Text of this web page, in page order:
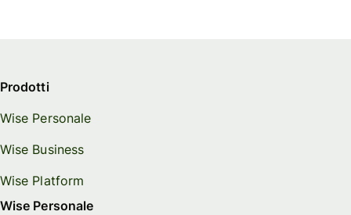
Prodotti
Wise Personale
Wise Business
Wise Platform
Wise Personale